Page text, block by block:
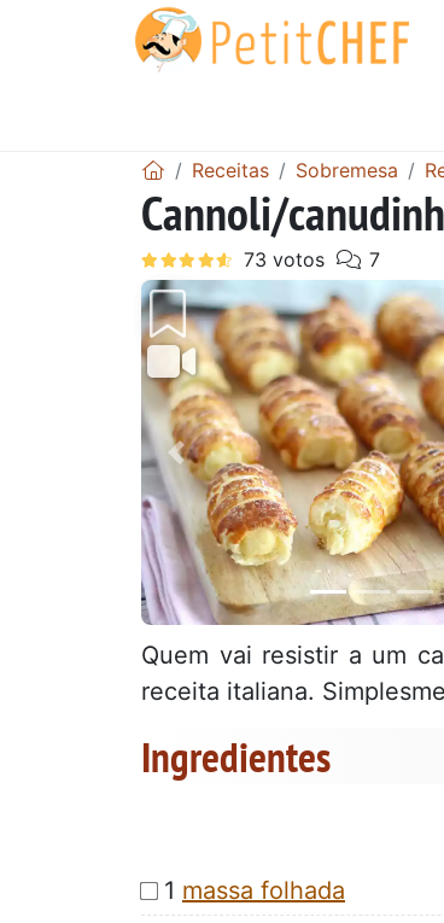
Receitas Sobremesa
Cannoli/
Anterior
Quem vai resistir a um
receita italiana.
Ingredientes
1 massa folhada